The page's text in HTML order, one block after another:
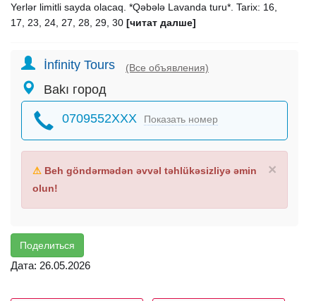
Yerlər limitli sayda olacaq. *Qəbələ Lavanda turu*. Tarix: 16,
17, 23, 24, 27, 28, 29, 30 [читат далше]
İnfinity Tours (Все объявления)
Bakı город
0709552XXX Показать номер
×
⚠ Beh göndərmədən əvvəl təhlükəsizliyə əmin
olun!
Поделиться
Дата: 26.05.2026